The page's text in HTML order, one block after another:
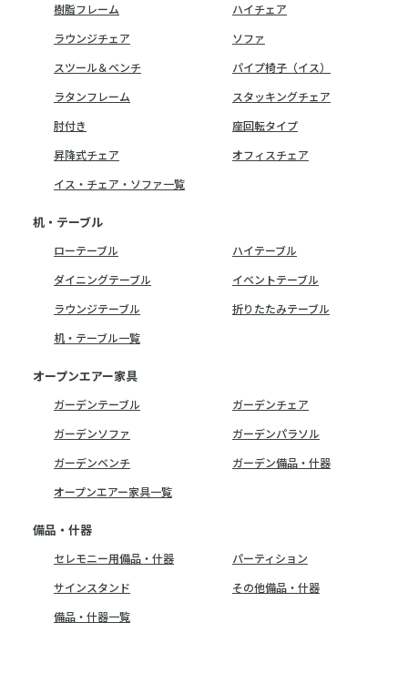
樹脂フレーム
ハイチェア
ラウンジチェア
ソファ
スツール＆ベンチ
パイプ椅子（イス）
ラタンフレーム
スタッキングチェア
肘付き
座回転タイプ
昇降式チェア
オフィスチェア
イス・チェア・ソファ一覧
机・テーブル
ローテーブル
ハイテーブル
ダイニングテーブル
イベントテーブル
ラウンジテーブル
折りたたみテーブル
机・テーブル一覧
オープンエアー家具
ガーデンテーブル
ガーデンチェア
ガーデンソファ
ガーデンパラソル
ガーデンベンチ
ガーデン備品・什器
オープンエアー家具一覧
備品・什器
セレモニー用備品・什器
パーティション
サインスタンド
その他備品・什器
備品・什器一覧